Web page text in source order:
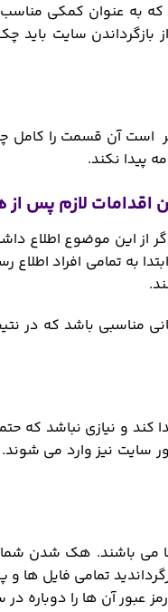
که به عنوان کمکی
بازگرداندن سایت
است آن قسمت را کامل
پیدا نکند.
این موضوع اطلاع
به تمامی افراد
باشد که در
و نیازی نباشد که
سایت نیز وارد می
می باشند. هک شدن
تمامی فایل
عبور آن ها را دوباره در